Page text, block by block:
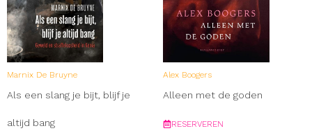
Marnix De Bruyne
Als een slang je bijt, blijf je
altijd bang
Alex Boogers
Alleen met de goden
RESERVEREN